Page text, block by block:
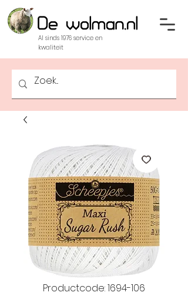
Al sinds 1976 service en
kwaliteit
Productcode: 1694-106